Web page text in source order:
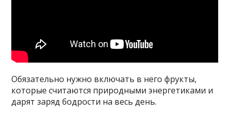
Обязательно нужно включать в него фрукты,
которые считаются природными энергетиками и
дарят заряд бодрости на весь день.